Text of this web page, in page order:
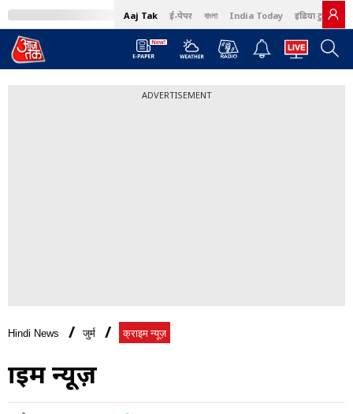
Aaj Tak ई-पेपर বাংলা India Today इंडिया टुडे हिंदी
ADVERTISEMENT
Hindi News जुर्म क्राइम न्यूज़
क्राइम न्यूज़